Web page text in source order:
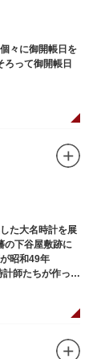
々に御開帳日を
ろって御開帳日
た大名時計を展
の下谷屋敷跡に
昭和49年
計師たちが作った